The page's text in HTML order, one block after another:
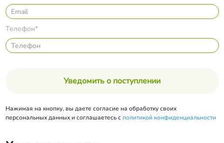
Телефон*
Уведомить о поступлении
Нажимая на кнопку, вы даете согласие на обработку своих
персональных данных и соглашаетесь с политикой конфиденциальности